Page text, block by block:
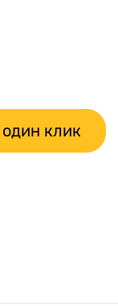
клик